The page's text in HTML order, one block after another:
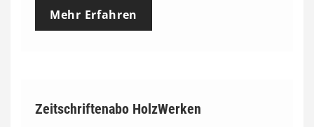
Mehr Erfahren
Zeitschriftenabo HolzWerken